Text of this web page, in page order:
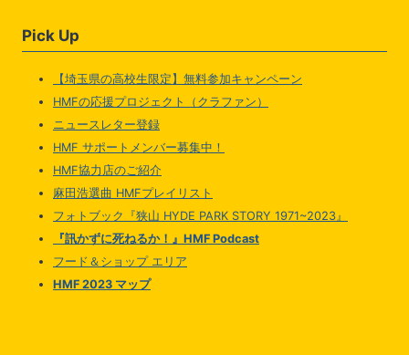
Pick Up
【埼玉県の高校生限定】無料参加キャンペーン
HMFの応援プロジェクト（クラファン）
ニュースレター登録
HMF サポートメンバー募集中！
HMF協力店のご紹介
麻田浩選曲 HMFプレイリスト
フォトブック『狭山 HYDE PARK STORY 1971~2023』
『訊かずに死ねるか！』HMF Podcast
フード＆ショップ エリア
HMF 2023 マップ